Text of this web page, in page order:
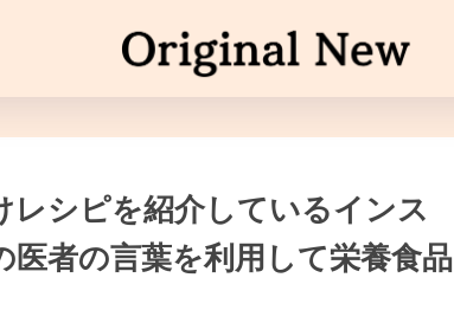
レシピを紹介しているインス
医者の言葉を利用して栄養食品